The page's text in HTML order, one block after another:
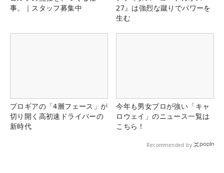
事。｜スタッフ募集中
27』は強烈な蹴りでパワーを
生む
プロギアの「4層フェース」が
切り開く高初速ドライバーの
新時代
今年も男女プロが強い「キャ
ロウェイ」のニュース一覧は
こちら！
Recommended by